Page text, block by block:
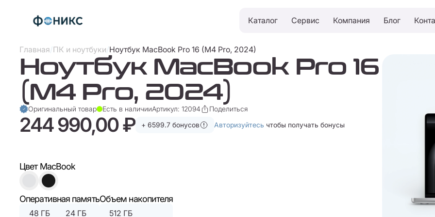
Каталог Сервис Компания Блог
Главная/ПК и ноутбуки/Ноутбук MacBook Pro 16 (M4 Pro, 2024)
Ноутбук MacBook Pro 16
(M4 Pro, 2024)
Оригинальный товар Есть в наличииАртикул: 12094 Поделиться
244 990,00 ₽ + 6599.7 бонусов Авторизуйтесь чтобы получать бонусы
Цвет MacBook
Оперативная память
48 ГБ 24 ГБ
Объем накопителя
512 ГБ